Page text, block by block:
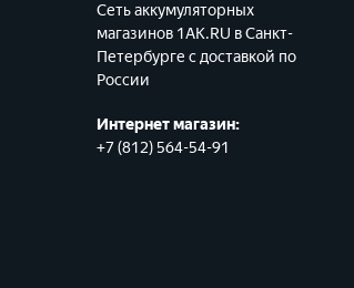
Сеть аккумуляторных
магазинов 1AK.RU в Санкт-
Петербурге с доставкой по
России
Интернет магазин:
+7 (812) 564-54-91